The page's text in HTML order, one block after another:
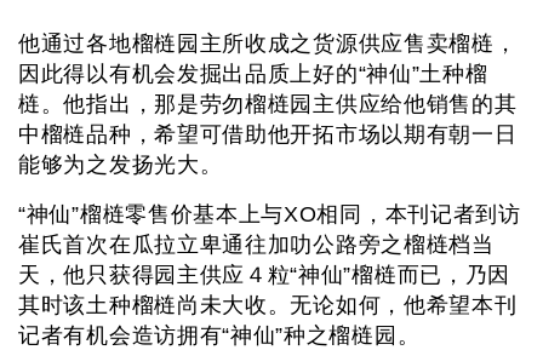
他通过各地榴梿园主所收成之货源供应售卖榴梿，
因此得以有机会发掘出品质上好的“神仙”土种榴
梿。他指出，那是劳勿榴梿园主供应给他销售的其
中榴梿品种，希望可借助他开拓市场以期有朝一日
能够为之发扬光大。
“神仙”榴梿零售价基本上与XO相同，本刊记者到访
崔氏首次在瓜拉立卑通往加叻公路旁之榴梿档当
天，他只获得园主供应４粒“神仙”榴梿而已，乃因
其时该土种榴梿尚未大收。无论如何，他希望本刊
记者有机会造访拥有“神仙”种之榴梿园。